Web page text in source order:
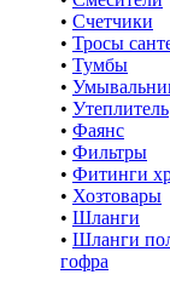
• Счетчики
• Тросы
• Тумбы
•
• Утеплитель
• Фаянс
• Фильтры
• Фитинги
• Хозтовары
• Шланги
• Шланги
гофра